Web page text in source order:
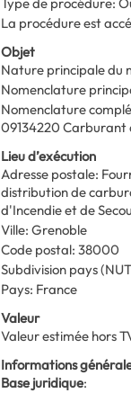
Type de procédure:
La procédure est
Objet
Nature principale du
Nomenclature
Nomenclature
09134220 Carburant
Lieu d’exécution
Adresse postale:
distribution de
d'Incendie et de
Ville: Grenoble
Code postal: 38000
Subdivision pays
Pays: France
Valeur
Valeur estimée hors
Informations
Base juridique: